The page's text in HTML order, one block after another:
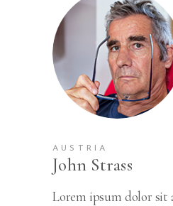
AUSTRIA
John Strass
Lorem ipsum dolor sit